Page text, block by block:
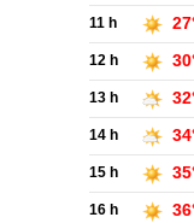
11 h
12 h
13 h
14 h
15 h
16 h